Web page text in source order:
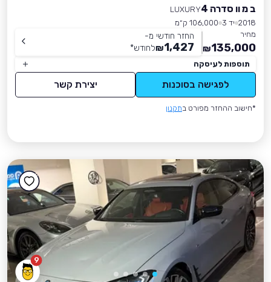
ב מ וו סדרה 4
LUXURY
2018 יד 3
106,000 ק״מ
מחיר
135,000
₪
החזר חודשי מ-
1,427
₪לחודש*
תוספות לעיסקה
לפגישה בסוכנות יצירת קשר
*חישוב ההחזר מפורט בתקנון
9